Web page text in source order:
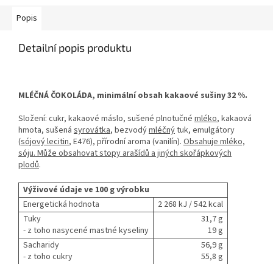
Popis
Detailní popis produktu
MLÉČNÁ ČOKOLÁDA, minimální obsah kakaové sušiny 32 %.
Složení: cukr, kakaové máslo, sušené plnotučné mléko, kakaová
hmota, sušená syrovátka, bezvodýmléčnýtuk, emulgátory
(sójový lecitin, E476), přírodní aroma (vanilín). Obsahuje mléko,
sóju. Může obsahovat stopy arašídů a jiných skořápkových
plodů.
Výživové údaje ve 100 g výrobku
Energetická hodnota
2 268 kJ / 542 kcal
Tuky
- z toho nasycené mastné kyseliny
31,7 g
19 g
Sacharidy
- z toho cukry
56,9 g
55,8 g